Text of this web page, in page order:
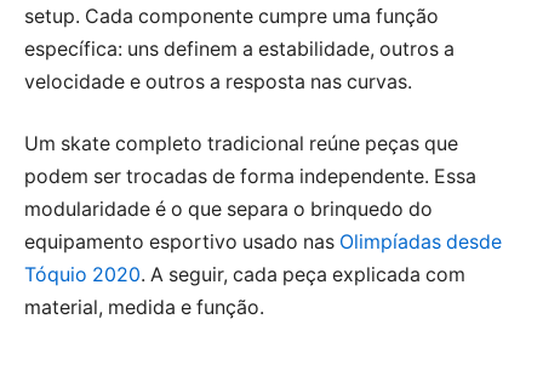
setup. Cada componente cumpre uma função
específica: uns definem a estabilidade, outros a
velocidade e outros a resposta nas curvas.
Um skate completo tradicional reúne peças que
podem ser trocadas de forma independente. Essa
modularidade é o que separa o brinquedo do
equipamento esportivo usado nas Olimpíadas desde
Tóquio 2020. A seguir, cada peça explicada com
material, medida e função.